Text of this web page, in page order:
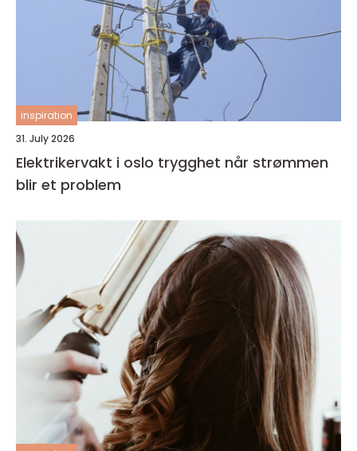
inspiration
31. July 2026
Elektrikervakt i oslo trygghet når strømmen
blir et problem